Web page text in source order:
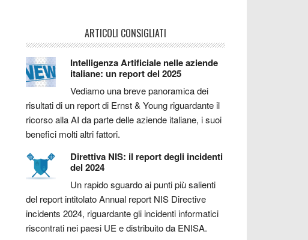
ARTICOLI CONSIGLIATI
Intelligenza Artificiale nelle aziende
italiane: un report del 2025
Vediamo una breve panoramica dei
risultati di un report di Ernst & Young riguardante il
ricorso alla AI da parte delle aziende italiane, i suoi
benefici molti altri fattori.
Direttiva NIS: il report degli incidenti
del 2024
Un rapido sguardo ai punti più salienti
del report intitolato Annual report NIS Directive
incidents 2024, riguardante gli incidenti informatici
riscontrati nei paesi UE e distribuito da ENISA.